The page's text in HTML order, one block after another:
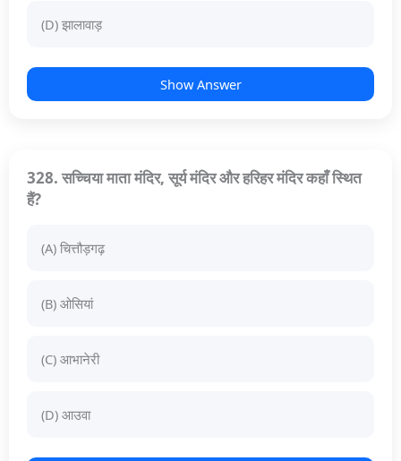
(D) झालावाड़
Show Answer
328. सच्चिया माता मंदिर, सूर्य मंदिर और हरिहर मंदिर कहाँ स्थित
हैं?
(A) चित्तौड़गढ़
(B) ओसियां
(C) आभानेरी
(D) आउवा